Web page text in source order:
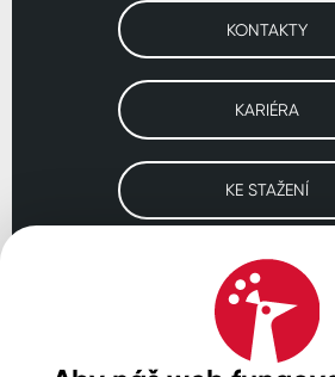
KONTAKTY
KARIÉRA
KE STAŽENÍ
Navštivte naše
SLOVENSKO POLSKO